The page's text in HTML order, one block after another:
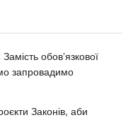
обовʼязкової
запровадимо
Законів, аби